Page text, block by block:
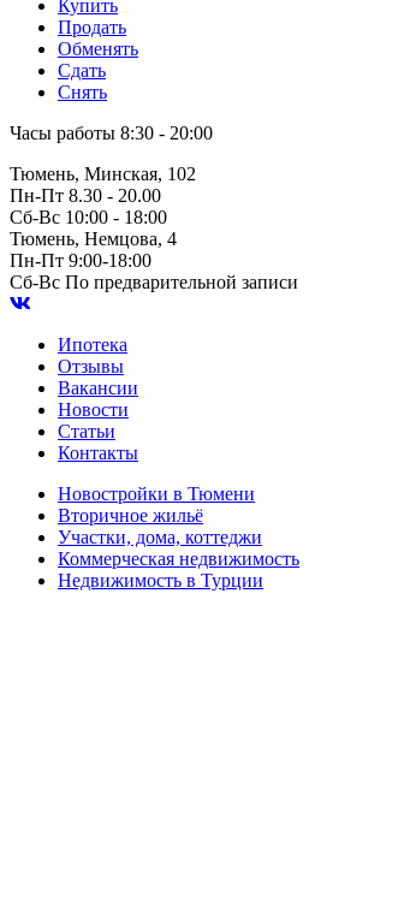
Купить
Продать
Обменять
Сдать
Снять
Часы работы 8:30 - 20:00
Тюмень, Минская, 102
Пн-Пт 8.30 - 20.00
Сб-Вс 10:00 - 18:00
Тюмень, Немцова, 4
Пн-Пт 9:00-18:00
Сб-Вс По предварительной записи
Ипотека
Отзывы
Вакансии
Новости
Статьи
Контакты
Новостройки в Тюмени
Вторичное жильё
Участки, дома, коттеджи
Коммерческая недвижимость
Недвижимость в Турции